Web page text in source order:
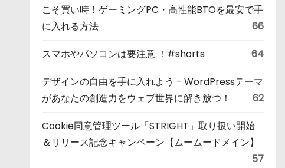
こそ買い時！ゲーミングPC・高性能BTOを最安で手
に入れる方法
66
スマホやパソコンは要注意 ！#shorts 64
デザインの自由を手に入れよう - WordPressテーマ
があなたの創造力をウェブ世界に解き放つ！
62
Cookie同意管理ツール「STRIGHT」取り扱い開始
＆リリース記念キャンペーン【ムームードメイン】
57